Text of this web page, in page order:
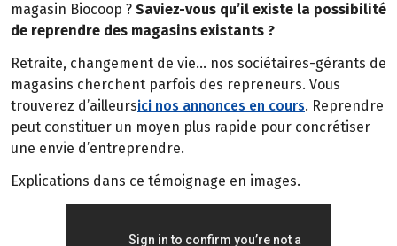
magasin Biocoop ? Saviez-vous qu’il existe la possibilité
de reprendre des magasins existants ?
Retraite, changement de vie… nos sociétaires-gérants de
magasins cherchent parfois des repreneurs. Vous
trouverez d’ailleursici nos annonces en cours. Reprendre
peut constituer un moyen plus rapide pour concrétiser
une envie d’entreprendre.
Explications dans ce témoignage en images.